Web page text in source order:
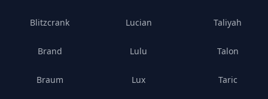
Blitzcrank
Brand
Braum
Lucian
Lulu
Lux
Taliyah
Talon
Taric